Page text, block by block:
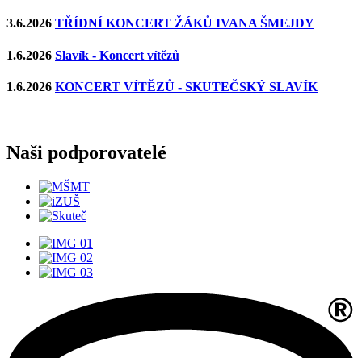
3.6.2026 TŘÍDNÍ KONCERT ŽÁKŮ IVANA ŠMEJDY
1.6.2026 Slavík - Koncert vítězů
1.6.2026 KONCERT VÍTĚZŮ - SKUTEČSKÝ SLAVÍK
Naši podporovatelé